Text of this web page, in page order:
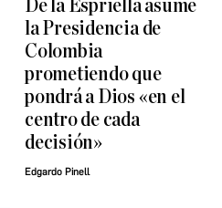
De la Espriella asume
la Presidencia de
Colombia
prometiendo que
pondrá a Dios «en el
centro de cada
decisión»
Edgardo Pinell